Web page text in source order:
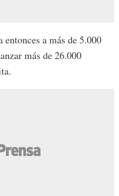
a más de 5.000
más de 26.000